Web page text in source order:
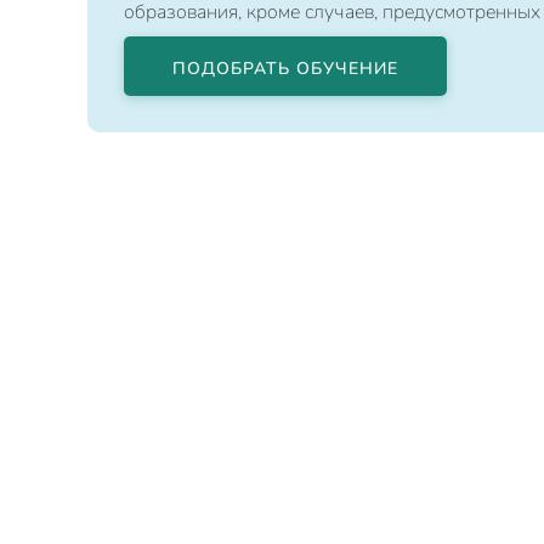
образования, кроме случаев,
ПОДОБРАТЬ ОБУЧЕНИЕ